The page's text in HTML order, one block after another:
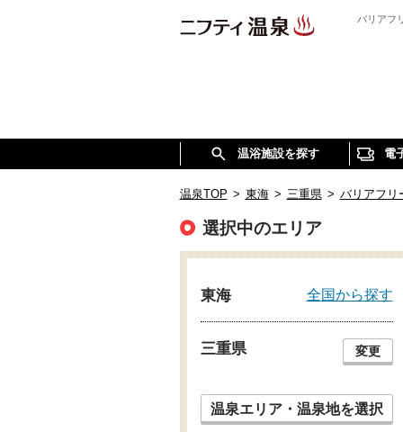
バリアフ
温浴施設を探す 電
温泉TOP > 東海 > 三重県 > バリアフリ
選択中のエリア
東海 全国から探す
三重県 変更
温泉エリア・温泉地を選択